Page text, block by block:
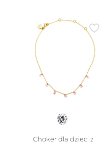
ma
wariantów.
wybrać
stronie
Choker dla dzieci z